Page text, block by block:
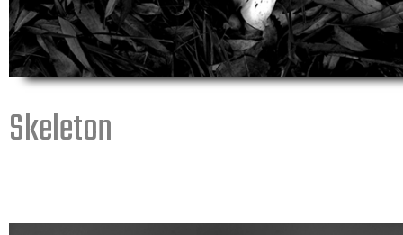
Skeleton